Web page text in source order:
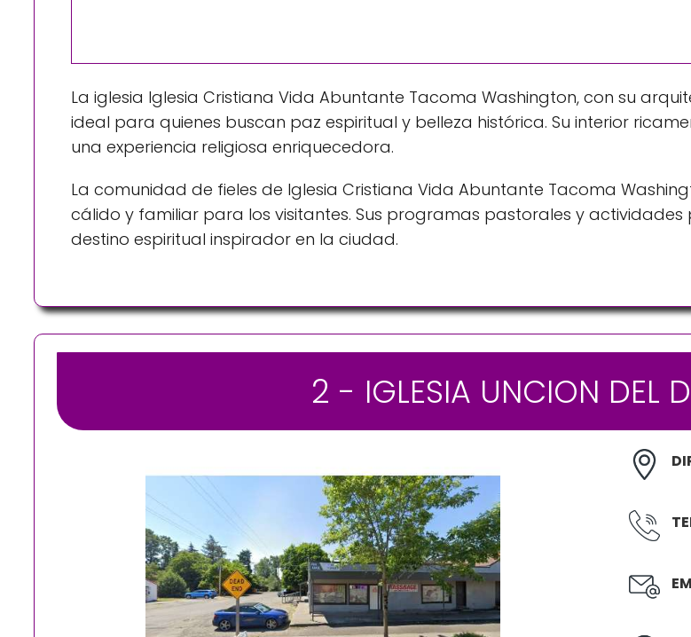
La iglesia Iglesia Cristiana Vida Abuntante Tacoma Washington, con su
ideal para quienes buscan paz espiritual y belleza histórica. Su interior
una experiencia religiosa enriquecedora.
La comunidad de fieles de Iglesia Cristiana Vida Abuntante Tacoma
cálido y familiar para los visitantes. Sus programas pastorales y
destino espiritual inspirador en la ciudad.
2 - IGLESIA UNCION DEL